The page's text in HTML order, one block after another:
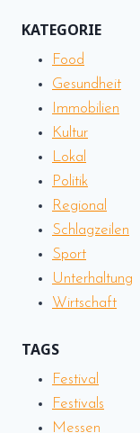
KATEGORIE
Food
Gesundheit
Immobilien
Kultur
Lokal
Politik
Regional
Schlagzeilen
Sport
Unterhaltung
Wirtschaft
TAGS
Festival
Festivals
Messen